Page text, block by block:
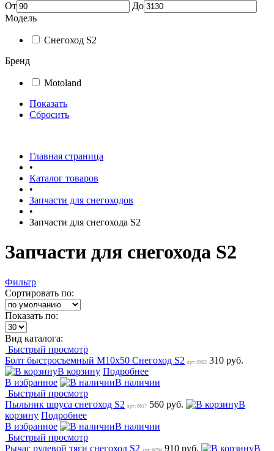
От
До
Модель
Снегоход S2
Бренд
Motoland
Показать
Сбросить
Главная страница
•
Каталог товаров
•
Запчасти для снегоходов
•
Запчасти для снегохода S2
Запчасти для снегохода S2
Фильтр
Сортировать по:
Показать по:
Вид каталога:
Быстрый просмотр
Болт быстросъемный М10х50 Снегоход S2 арт: 8582 310 руб.
В корзину Подробнее
В избранное
В наличии
Быстрый просмотр
Пыльник шруса снегоход S2 арт: 8617 560 руб.
В
корзину Подробнее
В избранное
В наличии
Быстрый просмотр
Рычаг рулевой тяги снегоход S2
910 руб.
В